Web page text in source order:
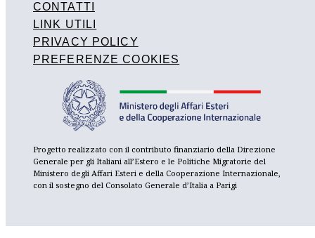
CONTATTI
LINK UTILI
PRIVACY POLICY
PREFERENZE COOKIES
Progetto realizzato con il contributo finanziario della Direzione
Generale per gli Italiani all’Estero e le Politiche Migratorie del
Ministero degli Affari Esteri e della Cooperazione Internazionale,
con il sostegno del Consolato Generale d’Italia a Parigi